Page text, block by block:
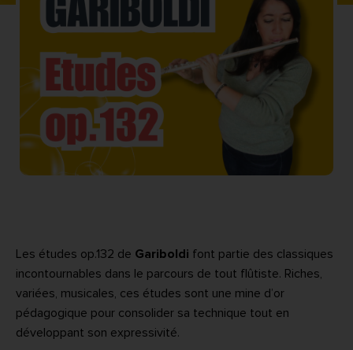
Les études op.132 de Gariboldi font partie des classiques
incontournables dans le parcours de tout flûtiste. Riches,
variées, musicales, ces études sont une mine d’or
pédagogique pour consolider sa technique tout en
développant son expressivité.